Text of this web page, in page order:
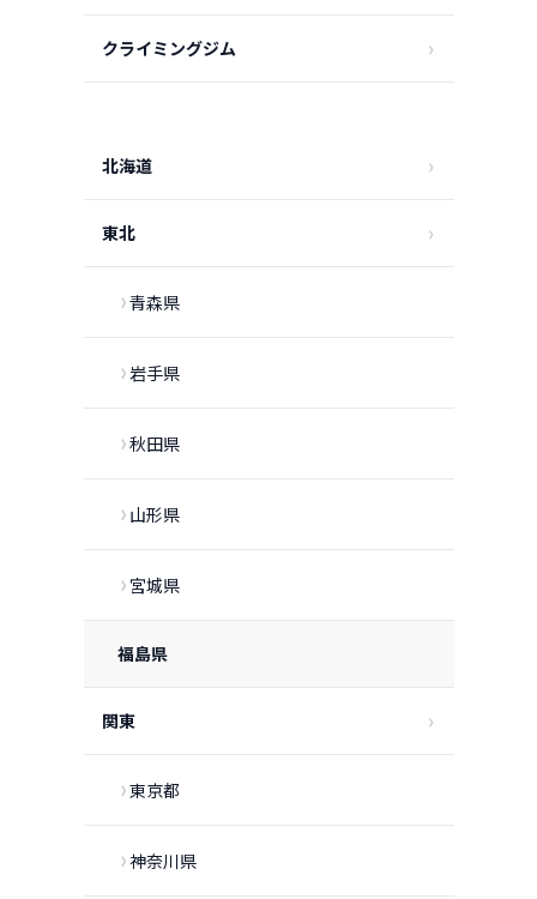
クライミングジム
北海道
東北
青森県
岩手県
秋田県
山形県
宮城県
福島県
関東
東京都
神奈川県